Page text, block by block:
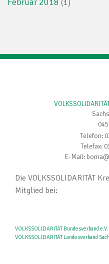
(1)
Telefon:
Telefax:
E-Mail:
Die VOLKSSOLIDARITÄT
Mitglied bei:
VOLKSSOLIDARITÄT Bundesverband e.V.
VOLKSSOLIDARITÄT Landesverband